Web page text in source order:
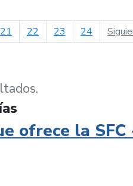
21 22 23 24
ofrece la SFC